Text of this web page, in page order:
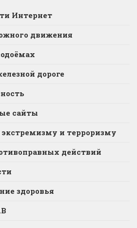
Интернет
движения
дороге
сайты
и терроризму
действий
здоровья